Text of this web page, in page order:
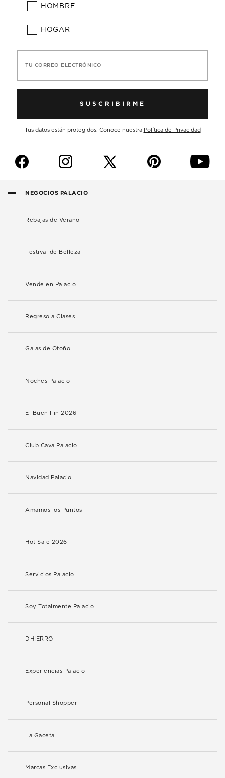
HOMBRE
HOGAR
TU CORREO ELECTRÓNICO
SUSCRIBIRME
Tus datos están protegidos. Conoce nuestra Política de Privacidad
f i p y
NEGOCIOS PALACIO
Rebajas de Verano
Festival de Belleza
Vende en Palacio
Regreso a Clases
Galas de Otoño
Noches Palacio
El Buen Fin 2026
Club Cava Palacio
Navidad Palacio
Amamos los Puntos
Hot Sale 2026
Servicios Palacio
Soy Totalmente Palacio
DHIERRO
Experiencias Palacio
Personal Shopper
La Gaceta
Marcas Exclusivas